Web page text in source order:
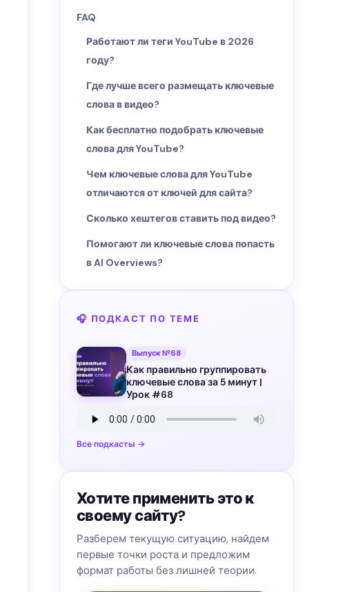
FAQ
Работают ли теги YouTube в 2026
году?
Где лучше всего размещать ключевые
слова в видео?
Как бесплатно подобрать ключевые
слова для YouTube?
Чем ключевые слова для YouTube
отличаются от ключей для сайта?
Сколько хештегов ставить под видео?
Помогают ли ключевые слова попасть
в AI Overviews?
🎧 ПОДКАСТ ПО ТЕМЕ
Выпуск №68
Как правильно группировать
ключевые слова за 5 минут |
Урок #68
Все подкасты →
Хотите применить это к
своему сайту?
Разберем текущую ситуацию, найдем
первые точки роста и предложим
формат работы без лишней теории.